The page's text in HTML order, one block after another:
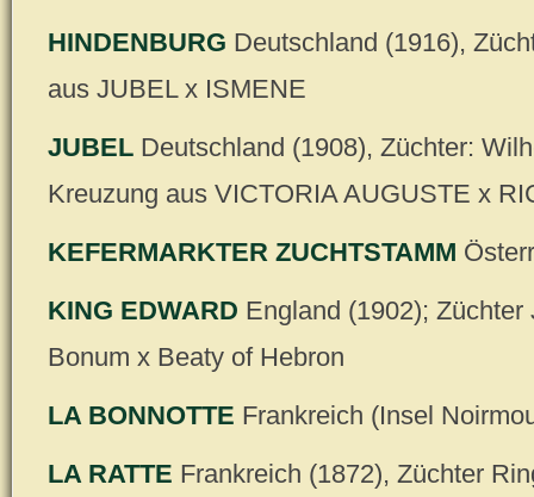
HINDENBURG Deutschland (1916),
aus JUBEL x ISMENE
JUBEL Deutschland (1908), Züchter:
Kreuzung aus VICTORIA AUGUSTE x
KEFERMARKTER ZUCHTSTAMM
KING EDWARD England (1902);
Bonum x Beaty of Hebron
LA BONNOTTE Frankreich (Insel
LA RATTE Frankreich (1872), Züchter